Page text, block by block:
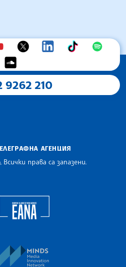
9262 210
АГЕНЦИЯ
права са запазени.
of the Balkan News Agencies
Newsroom